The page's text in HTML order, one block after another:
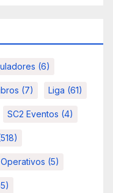
(6)
(7) Liga (61)
SC2 Eventos (4)
(5)